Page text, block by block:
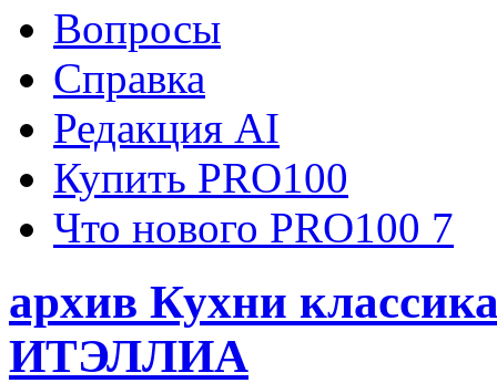
Вопросы
Справка
Редакция AI
Купить PRO100
Что нового PRO100 7
архив Кухни
ИТЭЛЛИА